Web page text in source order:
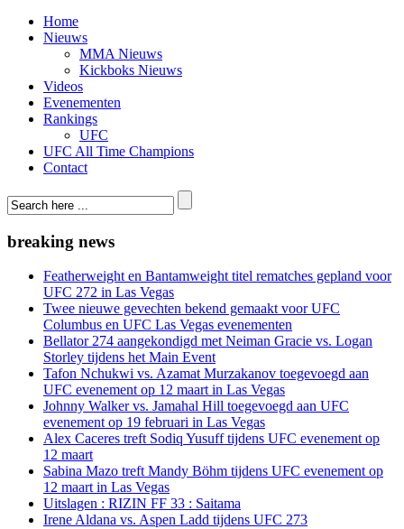
Home
Nieuws
MMA Nieuws
Kickboks Nieuws
Videos
Evenementen
Rankings
UFC
UFC All Time Champions
Contact
breaking news
Featherweight en Bantamweight titel rematches gepland voor
UFC 272 in Las Vegas
Twee nieuwe gevechten bekend gemaakt voor UFC
Columbus en UFC Las Vegas evenementen
Bellator 274 aangekondigd met Neiman Gracie vs. Logan
Storley tijdens het Main Event
Tafon Nchukwi vs. Azamat Murzakanov toegevoegd aan
UFC evenement op 12 maart in Las Vegas
Johnny Walker vs. Jamahal Hill toegevoegd aan UFC
evenement op 19 februari in Las Vegas
Alex Caceres treft Sodiq Yusuff tijdens UFC evenement op
12 maart
Sabina Mazo treft Mandy Böhm tijdens UFC evenement op
12 maart in Las Vegas
Uitslagen : RIZIN FF 33 : Saitama
Irene Aldana vs. Aspen Ladd tijdens UFC 273